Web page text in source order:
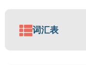
词汇表